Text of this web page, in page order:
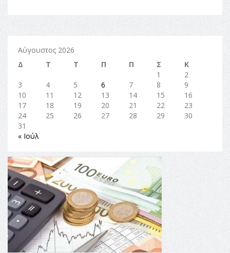
Αύγουστος 2026
Δ
Τ Τ Π Π Σ
Κ
1
2
3
4 5 6 7 8
9
10
11 12 13 14 15
16
17
18 19 20 21 22
23
24
25 26 27 28 29
30
31
« Ιούλ